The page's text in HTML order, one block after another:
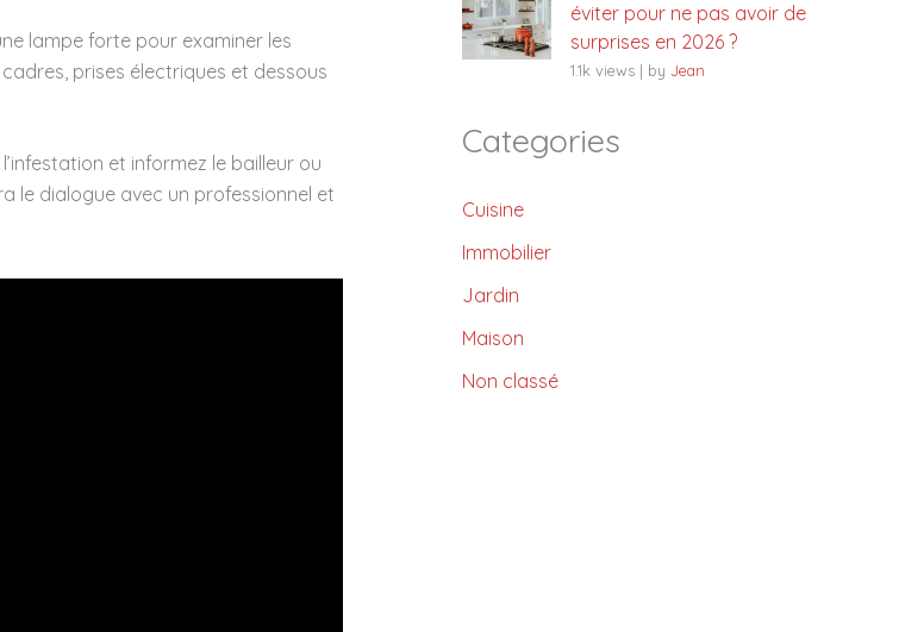
lampe forte pour examiner les
prises électriques et dessous
et informez le bailleur ou
le dialogue avec un professionnel et
éviter pour ne pas avoir de
surprises en 2026 ?
1.1k views | by Jean
Categories
Cuisine
Immobilier
Jardin
Maison
Non classé